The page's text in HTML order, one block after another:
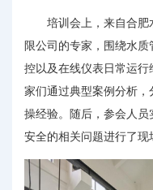
培训会上，来自合肥
限公司的专家，围绕水
控以及在线仪表日常运
家们通过典型案例分析
操经验。随后，参会人
安全的相关问题进行了现